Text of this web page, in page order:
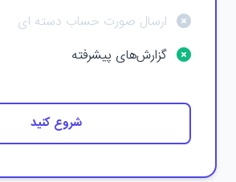
ارسال صورت حساب دسته ای
گزارش‌های پیشرفته
شروع کنید